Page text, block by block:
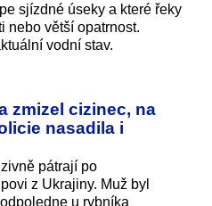
sjízdné úseky a které řeky
nebo větší opatrnost.
vodní stav.
zmizel cizinec, na
nasadila i
pátrají po
z Ukrajiny. Muž byl
u rybníka